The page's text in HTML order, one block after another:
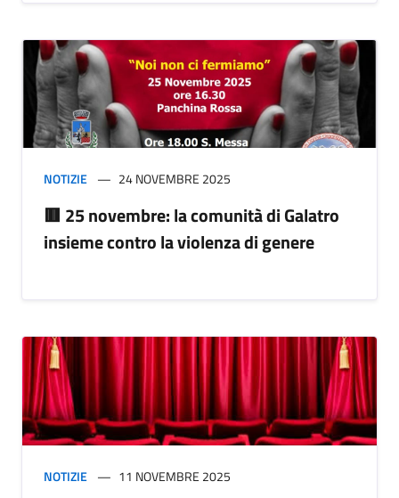
NOTIZIE 24 NOVEMBRE 2025
🟥 25 novembre: la comunità di Galatro
insieme contro la violenza di genere
NOTIZIE 11 NOVEMBRE 2025